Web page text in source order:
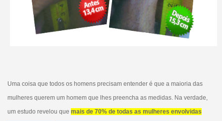
Uma coisa que todos os homens precisam entender é que a maioria das
mulheres querem um homem que lhes preencha as medidas. Na verdade,
um estudo revelou que mais de 70% de todas as mulheres envolvidas